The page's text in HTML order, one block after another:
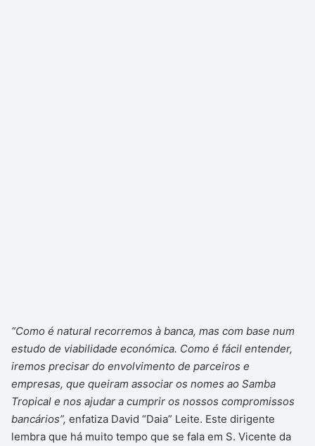
“Como é natural recorremos à banca, mas com base num
estudo de viabilidade económica. Como é fácil entender,
iremos precisar do envolvimento de parceiros e
empresas, que queiram associar os nomes ao Samba
Tropical e nos ajudar a cumprir os nossos compromissos
bancários”, enfatiza David “Daia” Leite. Este dirigente
lembra que há muito tempo que se fala em S. Vicente da